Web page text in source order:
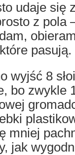
udaje się
z pola
pasują.
wyjść 8
bo zwykle
mniej
jak